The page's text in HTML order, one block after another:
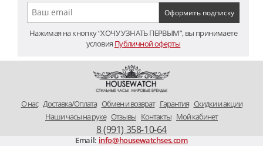
Нажимая на кнопку “ХОЧУ УЗНАТЬ ПЕРВЫМ”, вы принимаете
условия Публичной оферты
O нас Доставка/Оплата Обмен и возврат Гарантия Скидки и акции
Наши часы на руке Отзывы Контакты Мой кабинет
8 (991) 358-10-64
Email: info@housewatchses.com